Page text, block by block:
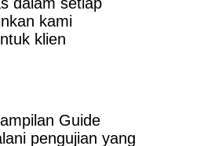
kami
klien